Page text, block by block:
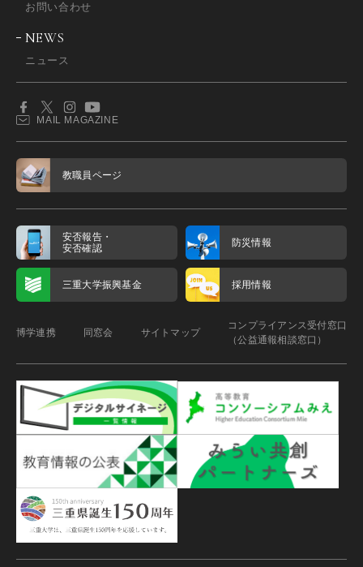
お問い合わせ
NEWS
ニュース
MAIL MAGAZINE
教職員ページ
安否報告・
安否確認
防災情報
三重大学振興基金 採用情報
博学連携 同窓会 サイトマップ
コンプライアンス受付窓口
（公益通報相談窓口）